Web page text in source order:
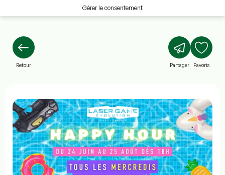
Gérer le consentement
Retour Partager Favoris